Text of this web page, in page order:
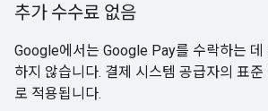
추가 수수료 없음
Google에서는 Google Pay를 수락하는 데
하지 않습니다. 결제 시스템 공급자의 표준
로 적용됩니다.